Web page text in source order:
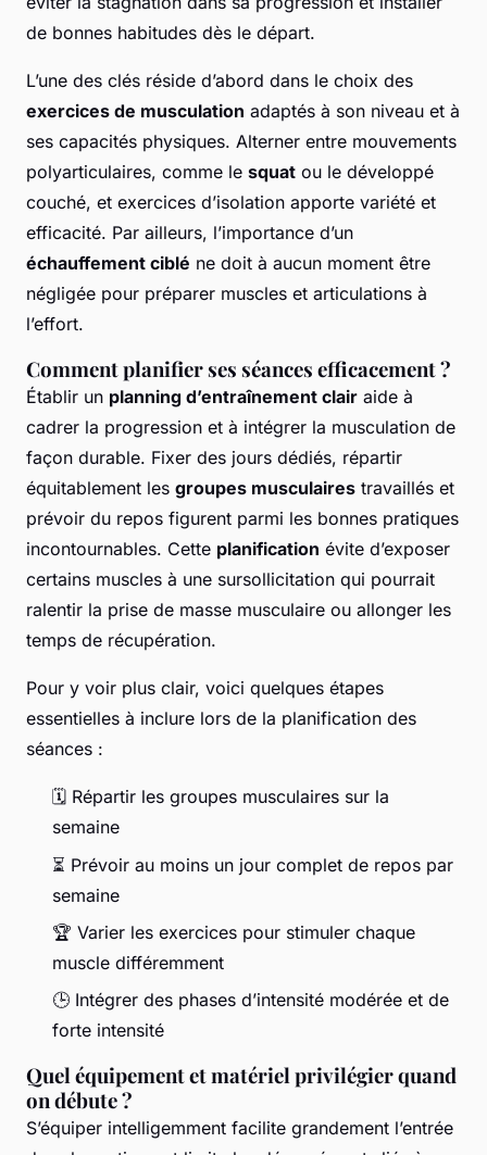
de bonnes habitudes dès le départ.
L’une des clés réside d’abord dans le choix des
exercices de musculation adaptés à son niveau et à
ses capacités physiques. Alterner entre mouvements
polyarticulaires, comme le squat ou le développé
couché, et exercices d’isolation apporte variété et
efficacité. Par ailleurs, l’importance d’un
échauffement ciblé ne doit à aucun moment être
négligée pour préparer muscles et articulations à
l’effort.
Comment planifier ses séances efficacement ?
Établir un planning d’entraînement clair aide à
cadrer la progression et à intégrer la musculation de
façon durable. Fixer des jours dédiés, répartir
équitablement les groupes musculaires travaillés et
prévoir du repos figurent parmi les bonnes pratiques
incontournables. Cette planification évite d’exposer
certains muscles à une sursollicitation qui pourrait
ralentir la prise de masse musculaire ou allonger les
temps de récupération.
Pour y voir plus clair, voici quelques étapes
essentielles à inclure lors de la planification des
séances :
🗓️ Répartir les groupes musculaires sur la
semaine
⏳ Prévoir au moins un jour complet de repos par
semaine
🏆 Varier les exercices pour stimuler chaque
muscle différemment
🕒 Intégrer des phases d’intensité modérée et de
forte intensité
Quel équipement et matériel privilégier quand
on débute ?
S’équiper intelligemment facilite grandement l’entrée